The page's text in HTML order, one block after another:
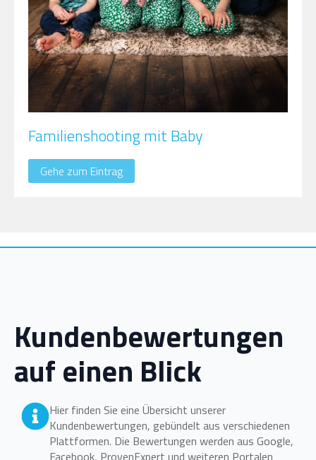
Familienshooting mit Baby
Gehe zum Eintrag
Kundenbewertungen
auf einen Blick
Hier finden Sie eine Übersicht unserer
Kundenbewertungen, gebündelt aus verschiedenen
Plattformen. Die Bewertungen werden aus Google,
Facebook, ProvenExpert und weiteren Portalen